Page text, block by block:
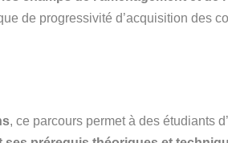
de progressivité d’acquisition des
, ce parcours permet à des étudiants